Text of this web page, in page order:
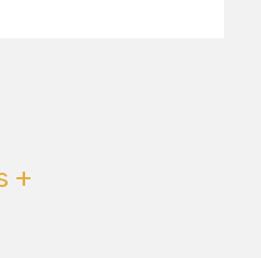
+